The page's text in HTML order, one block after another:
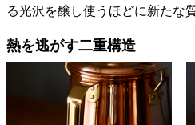
る光沢を醸し使うほどに新たな
熱を逃がす二重構造